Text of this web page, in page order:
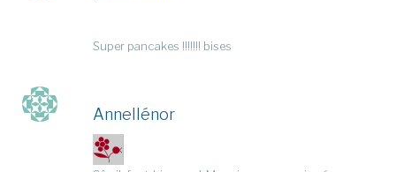
Super pancakes !!!!!!! bises
Annellénor